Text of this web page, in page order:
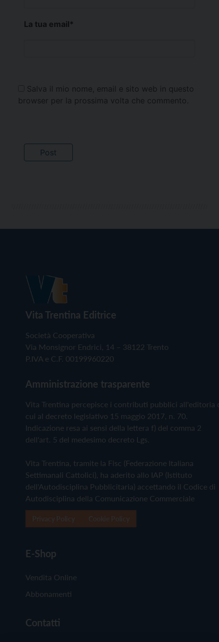
La tua email*
Salva il mio nome, email e sito web in questo
browser per la prossima volta che commento.
Vita Trentina Editrice
Società Cooperativa
Via Monsignor Endrici, 14 – 38122 Trento
P.IVA e C.F. 00199960220
Amministrazione trasparente
Vita Trentina percepisce i contributi pubblici all'editoria
cui al decreto legislativo 15 maggio 2017, n. 70.
Indicazione resa ai sensi della lettera f) del comma 2
dell'art. 5 del medesimo decreto Lgs.
Vita Trentina, tramite la Fisc (Federazione Italiana
Settimanali Cattolici), ha aderito allo IAP (Istituto
dell'Autodisciplina Pubblicitaria) accettando il Codice di
Autodisciplina della Comunicazione Commerciale
E-Shop
Vendita Online
Abbonamenti
Contatti